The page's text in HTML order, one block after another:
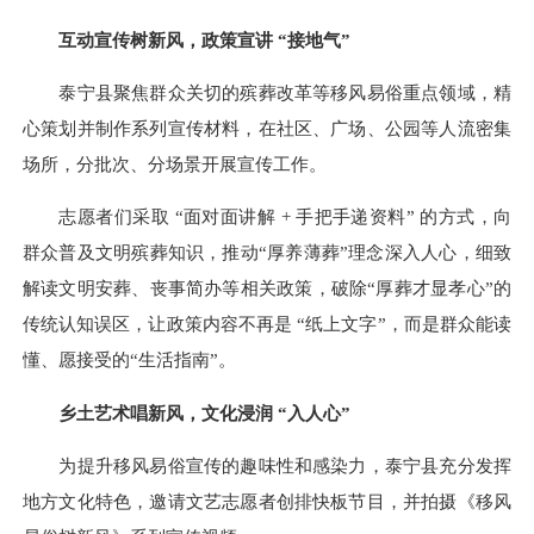
互动宣传树新风，政策宣讲 “接地气”
泰宁县聚焦群众关切的殡葬改革等移风易俗重点领域，精
心策划并制作系列宣传材料，在社区、广场、公园等人流密集
场所，分批次、分场景开展宣传工作。
志愿者们采取 “面对面讲解 + 手把手递资料” 的方式，向
群众普及文明殡葬知识，推动“厚养薄葬”理念深入人心，细致
解读文明安葬、丧事简办等相关政策，破除“厚葬才显孝心”的
传统认知误区，让政策内容不再是 “纸上文字”，而是群众能读
懂、愿接受的“生活指南”。
乡土艺术唱新风，文化浸润 “入人心”
为提升移风易俗宣传的趣味性和感染力，泰宁县充分发挥
地方文化特色，邀请文艺志愿者创排快板节目，并拍摄《移风